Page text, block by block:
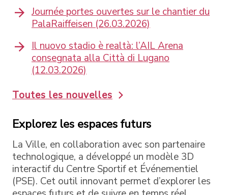
Journée portes ouvertes sur le chantier du
PalaRaiffeisen (26.03.2026)
Il nuovo stadio è realtà: l’AIL Arena
consegnata alla Città di Lugano
(12.03.2026)
Toutes les nouvelles
Explorez les espaces futurs
La Ville, en collaboration avec son partenaire
technologique, a développé un modèle 3D
interactif du Centre Sportif et Événementiel
(PSE). Cet outil innovant permet d’explorer les